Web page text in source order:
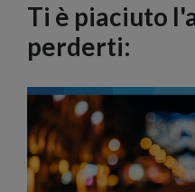
Ti è piaciuto
perderti: